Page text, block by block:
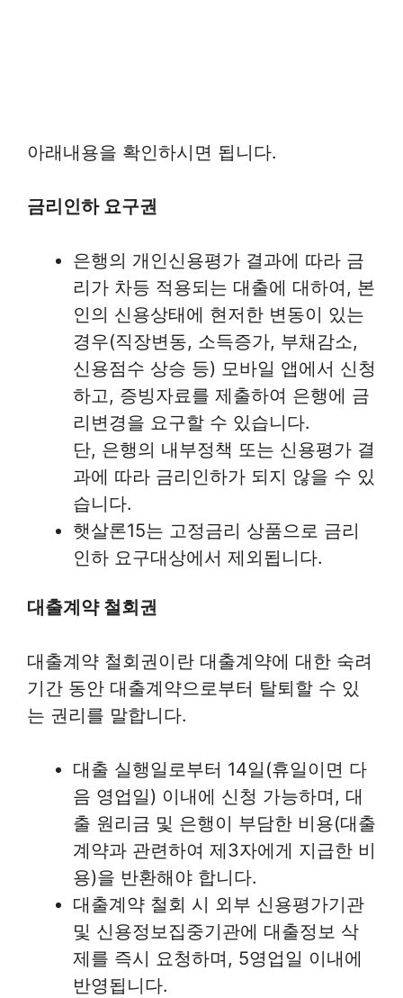
아래내용을 확인하시면 됩니다.
금리인하 요구권
은행의 개인신용평가 결과에 따라 금
리가 차등 적용되는 대출에 대하여, 본
인의 신용상태에 현저한 변동이 있는
경우(직장변동, 소득증가, 부채감소,
신용점수 상승 등) 모바일 앱에서 신청
하고, 증빙자료를 제출하여 은행에 금
리변경을 요구할 수 있습니다.
단, 은행의 내부정책 또는 신용평가 결
과에 따라 금리인하가 되지 않을 수 있
습니다.
햇살론15는 고정금리 상품으로 금리
인하 요구대상에서 제외됩니다.
대출계약 철회권
대출계약 철회권이란 대출계약에 대한 숙려
기간 동안 대출계약으로부터 탈퇴할 수 있
는 권리를 말합니다.
대출 실행일로부터 14일(휴일이면 다
음 영업일) 이내에 신청 가능하며, 대
출 원리금 및 은행이 부담한 비용(대출
계약과 관련하여 제3자에게 지급한 비
용)을 반환해야 합니다.
대출계약 철회 시 외부 신용평가기관
및 신용정보집중기관에 대출정보 삭
제를 즉시 요청하며, 5영업일 이내에
반영됩니다.